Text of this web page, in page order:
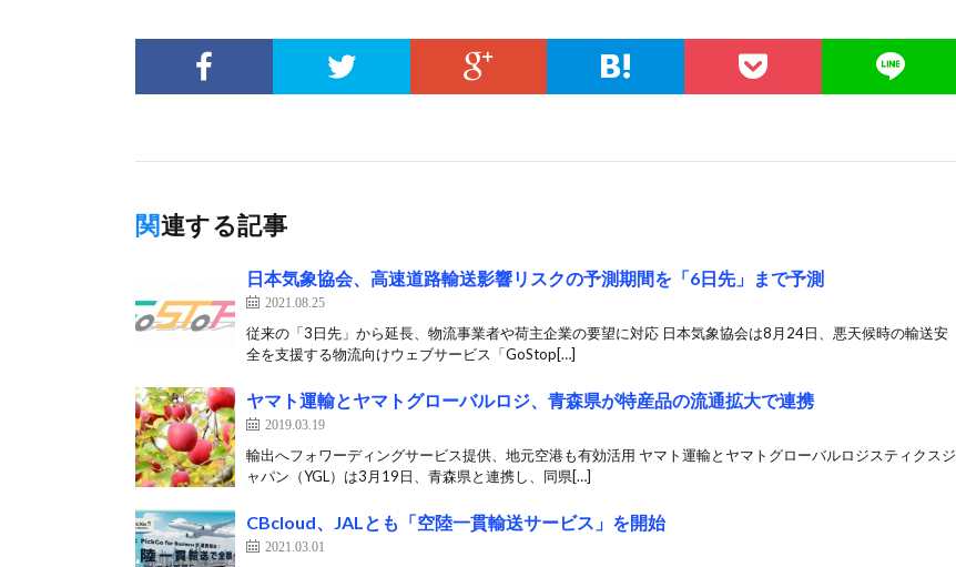
関連する記事
日本気象協会、高速道路輸送影響リスクの予測期間を「6日先」まで予測
2021.08.25
従来の「3日先」から延長、物流事業者や荷主企業の要望に対応 日本気象協会は8月24日、悪天候時の輸送安
全を支援する物流向けウェブサービス「GoStop[…]
ヤマト運輸とヤマトグローバルロジ、青森県が特産品の流通拡大で連携
2019.03.19
輸出へフォワーディングサービス提供、地元空港も有効活用 ヤマト運輸とヤマトグローバルロジスティクスジ
ャパン（YGL）は3月19日、青森県と連携し、同県[…]
CBcloud、JALとも「空陸一貫輸送サービス」を開始
2021.03.01